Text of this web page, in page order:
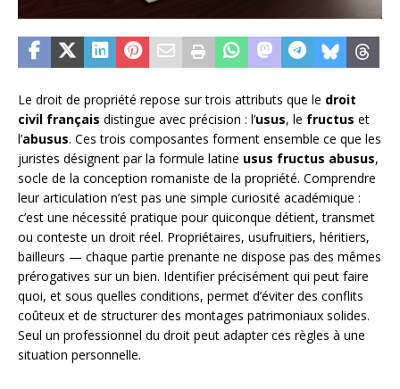
Le droit de propriété repose sur trois attributs que le droit
civil français distingue avec précision : l’usus, le fructus et
l’abusus. Ces trois composantes forment ensemble ce que les
juristes désignent par la formule latine usus fructus abusus,
socle de la conception romaniste de la propriété. Comprendre
leur articulation n’est pas une simple curiosité académique :
c’est une nécessité pratique pour quiconque détient, transmet
ou conteste un droit réel. Propriétaires, usufruitiers, héritiers,
bailleurs — chaque partie prenante ne dispose pas des mêmes
prérogatives sur un bien. Identifier précisément qui peut faire
quoi, et sous quelles conditions, permet d’éviter des conflits
coûteux et de structurer des montages patrimoniaux solides.
Seul un professionnel du droit peut adapter ces règles à une
situation personnelle.